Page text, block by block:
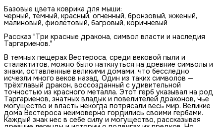
Базовые цвета коврика для мыши:
черный, темный, красный, огненный, бронзовый, жженый,
малиновый, фиолетовый, багровый, коричневый
Рассказ "Три красные дракона, символ власти и наследия
Таргариенов."
В темных пещерах Вестероса, среди вековой пыли и
сталактитов, можно было наткнуться на древние символы и
знаки, оставленные великими домами, что бесследно
исчезли много веков назад. Один из таких символов —
трёхглавый дракон, воссозданный с удивительной
точностью из красного металла. Этот герб указывал на род
Таргариенов, знатных владык и повелителей драконов, чье
могущество и власть некогда потрясали весь мир. Великие
дома Вестероса неимоверно гордились своими гербами.
Каждый знак нес в себе силу и могущество, рассказывая